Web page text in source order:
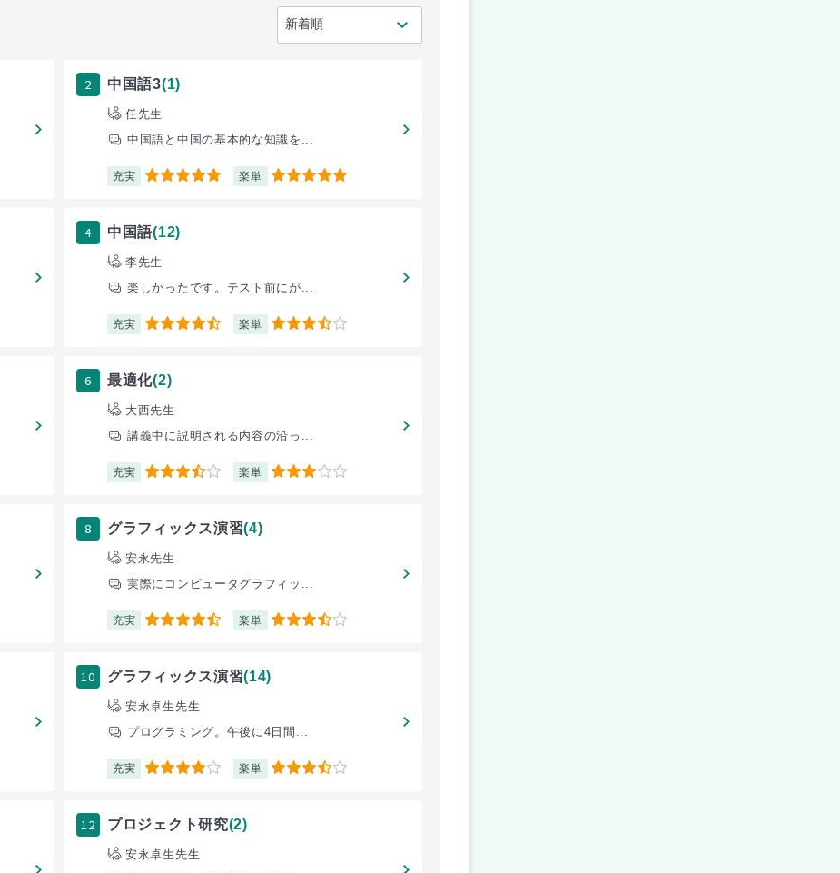
2 中国語3(1)
任先生
中国語と中国の基本的な知識を...
充実 5 楽単 5
4 中国語(12)
李先生
楽しかったです。テスト前にが...
充実 4.5 楽単 3.5
6 最適化(2)
大西先生
講義中に説明される内容の沿っ...
充実 3.5 楽単 3
8 グラフィックス演習(4)
安永先生
実際にコンピュータグラフィッ...
充実 4.5 楽単 3.5
10 グラフィックス演習(14)
安永卓生先生
プログラミング。午後に4日間...
充実 4 楽単 3.5
12 プロジェクト研究(2)
安永卓生先生